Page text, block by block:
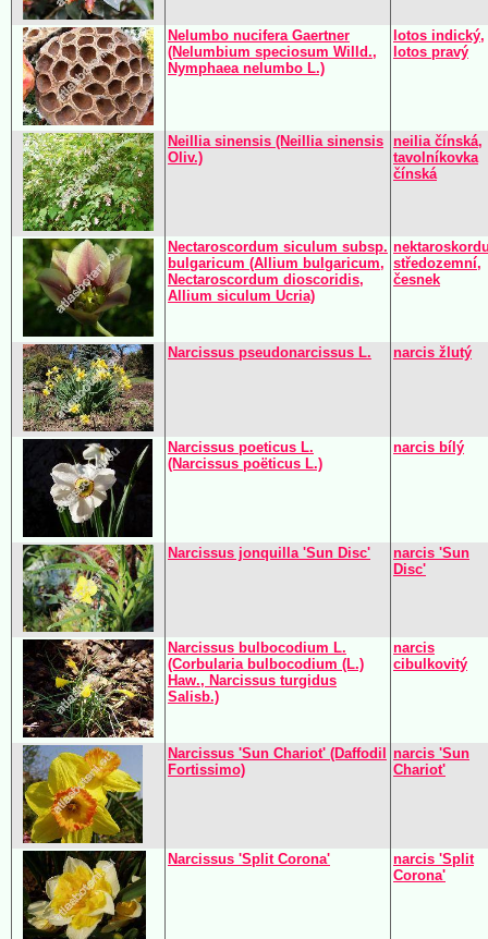
Nelumbo nucifera Gaertner
(Nelumbium speciosum Willd.,
Nymphaea nelumbo L.)
lotos indický,
lotos pravý
Neillia sinensis (Neillia sinensis
Oliv.)
neilia čínská,
tavolníkovka
čínská
Nectaroscordum siculum subsp.
bulgaricum (Allium bulgaricum,
Nectaroscordum dioscoridis,
Allium siculum Ucria)
středozemní,
česnek
Narcissus pseudonarcissus L. narcis žlutý
Narcissus poeticus L.
(Narcissus poëticus L.)
narcis bílý
Narcissus jonquilla 'Sun Disc'
narcis 'Sun
Disc'
Narcissus bulbocodium L.
(Corbularia bulbocodium (L.)
Haw., Narcissus turgidus
Salisb.)
narcis
cibulkovitý
Narcissus 'Sun Chariot' (Daffodil
Fortissimo)
narcis 'Sun
Chariot'
Narcissus 'Split Corona'
narcis 'Split
Corona'